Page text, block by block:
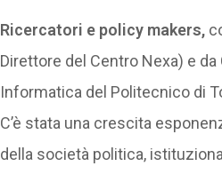
Ricercatori e policy makers,
Direttore del Centro Nexa) e da
Informatica del Politecnico di
C’è stata una crescita
della società politica,